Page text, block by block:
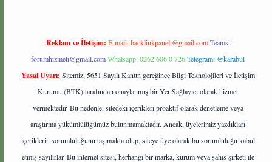
Reklam ve İletişim: E-mail:backlinkpaneli@gmail.com Teams:
forumhizmeti@gmail.comWhatsapp: 0262 606 0 726Telegram: @karabul
Yasal Uyarı: Sitemiz, 5651 Sayılı Kanun gereğince Bilgi Teknolojileri ve İletişim
Kurumu (BTK) tarafından onaylanmış bir Yer Sağlayıcı olarak hizmet
vermektedir. Bu nedenle, sitedeki içerikleri proaktif olarak denetleme veya
araştırma yükümlülüğümüz bulunmamaktadır. Ancak, üyelerimiz yazdıkları
içeriklerin sorumluluğunu taşımakta olup, siteye üye olarak bu sorumluluğu kabul
etmiş sayılırlar. Bu internet sitesi, herhangi bir marka, kurum veya şahıs şirketi ile